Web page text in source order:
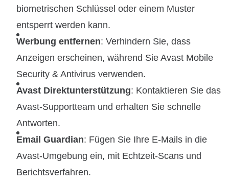
biometrischen Schlüssel oder einem Muster
entsperrt werden kann.
Werbung entfernen: Verhindern Sie, dass
Anzeigen erscheinen, während Sie Avast Mobile
Security & Antivirus verwenden.
Avast Direktunterstützung: Kontaktieren Sie das
Avast-Supportteam und erhalten Sie schnelle
Antworten.
Email Guardian: Fügen Sie Ihre E-Mails in die
Avast-Umgebung ein, mit Echtzeit-Scans und
Berichtsverfahren.